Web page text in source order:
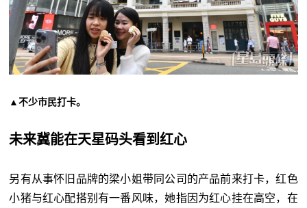
▲不少市民打卡。
未来冀能在天星码头看到红心
另有从事怀旧品牌的梁小姐带同公司的产品前来打卡，红色
小猪与红心配搭别有一番风味，她指因为红心挂在高空，在